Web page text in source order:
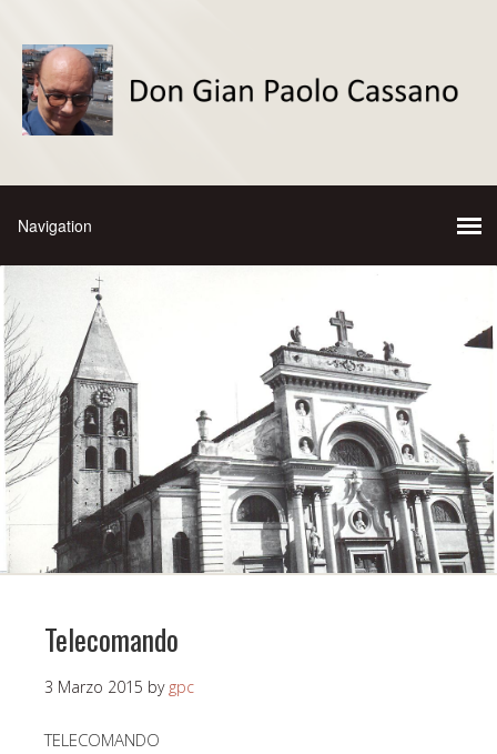
Telecomando
3 Marzo 2015 by gpc
TELECOMANDO